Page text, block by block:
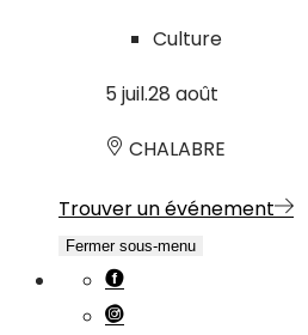
Culture
5 juil.28 août
CHALABRE
Trouver un événement
Fermer sous-menu